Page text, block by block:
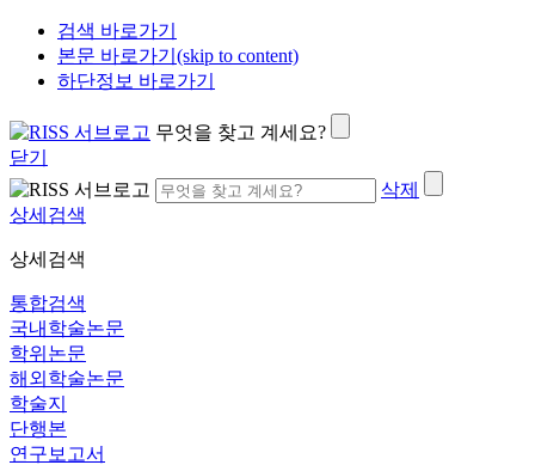
검색 바로가기
본문 바로가기(skip to content)
하단정보 바로가기
무엇을 찾고 계세요?
닫기
삭제
상세검색
상세검색
통합검색
국내학술논문
학위논문
해외학술논문
학술지
단행본
연구보고서